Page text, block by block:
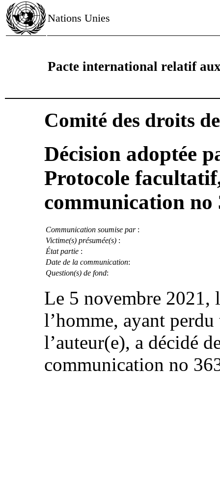
Nations Unies
Pacte international relatif
Comité des droits
Décision adoptée
Protocole
communication
Communication soumise par:
Victime(s) présumée(s) :
État partie :
Date de la communication:
Question(s) de fond:
Le 5 novembre 2021,
l’homme, ayant
l’auteur(e), a décidé
communication no